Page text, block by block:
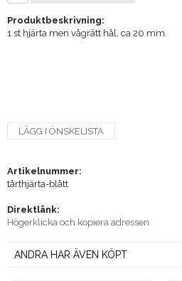
Produktbeskrivning:
1 st hjärta men vågrätt hål, ca 20 mm.
LÄGG I ÖNSKELISTA
Artikelnummer:
tårthjärta-blått
Direktlänk:
Högerklicka och kopiera adressen
ANDRA HAR ÄVEN KÖPT